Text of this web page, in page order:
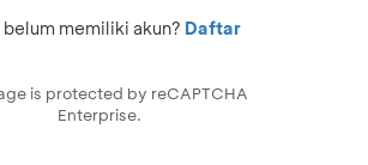
belum memiliki akun? Daftar
is protected by reCAPTCHA
Enterprise.